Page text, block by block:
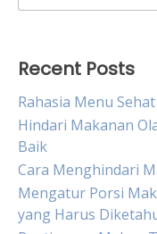
for:
Recent Posts
Rahasia Menu
Hindari Makanan
Baik
Cara Menghindari
Mengatur Porsi
yang Harus